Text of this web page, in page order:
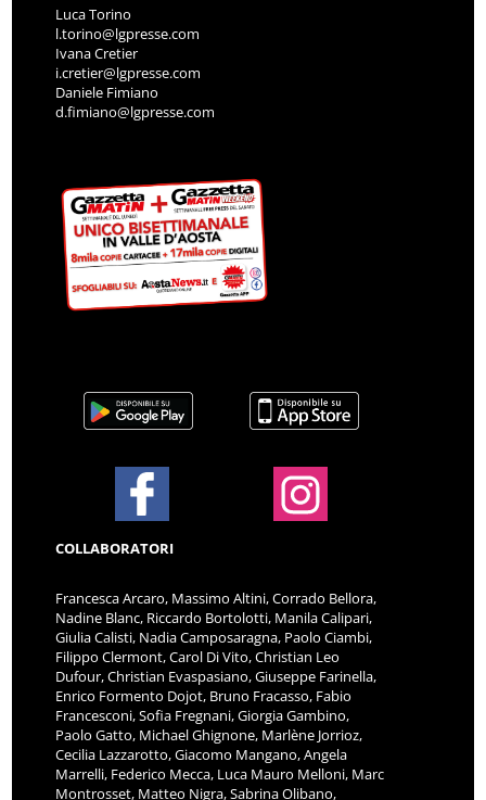
Luca Torino
l.torino@lgpresse.com
Ivana Cretier
i.cretier@lgpresse.com
Daniele Fimiano
d.fimiano@lgpresse.com
COLLABORATORI
Francesca Arcaro, Massimo Altini, Corrado Bellora,
Nadine Blanc, Riccardo Bortolotti, Manila Calipari,
Giulia Calisti, Nadia Camposaragna, Paolo Ciambi,
Filippo Clermont, Carol Di Vito, Christian Leo
Dufour, Christian Evaspasiano, Giuseppe Farinella,
Enrico Formento Dojot, Bruno Fracasso, Fabio
Francesconi, Sofia Fregnani, Giorgia Gambino,
Paolo Gatto, Michael Ghignone, Marlène Jorrioz,
Cecilia Lazzarotto, Giacomo Mangano, Angela
Marrelli, Federico Mecca, Luca Mauro Melloni, Marc
Montrosset, Matteo Nigra, Sabrina Olibano,